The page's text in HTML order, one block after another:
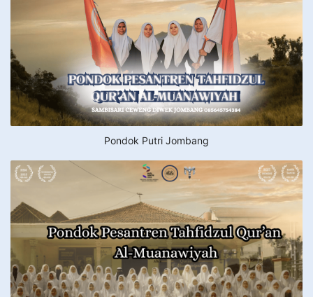
Pondok Putri Jombang